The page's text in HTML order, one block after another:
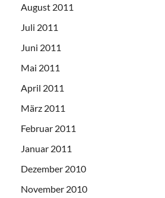
August 2011
Juli 2011
Juni 2011
Mai 2011
April 2011
März 2011
Februar 2011
Januar 2011
Dezember 2010
November 2010